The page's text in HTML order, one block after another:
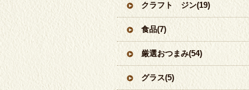
クラフト ジン(19)
食品(7)
厳選おつまみ(54)
グラス(5)